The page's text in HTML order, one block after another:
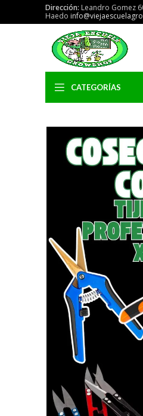
Dirección: Leandro Gomez
Haedo
CATEGORÍAS